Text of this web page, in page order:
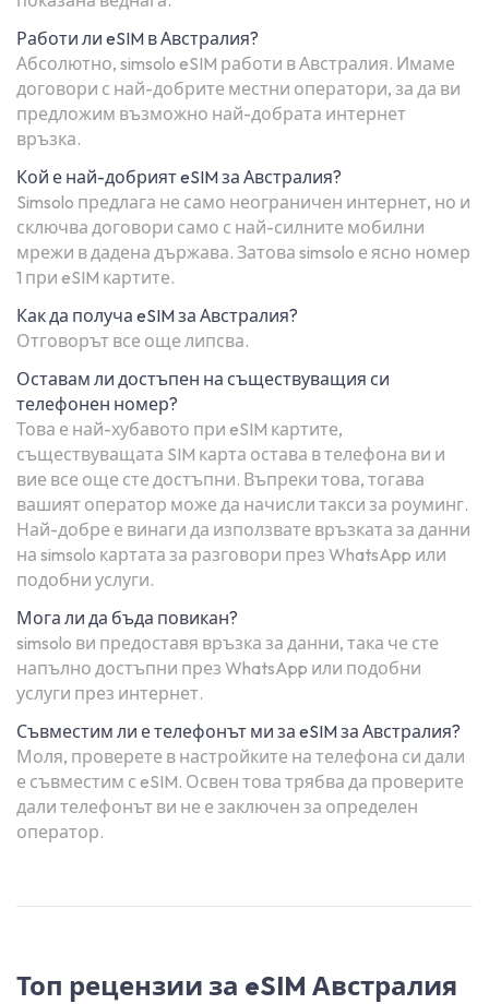
Работи ли eSIM в Австралия?
Абсолютно, simsolo eSIM работи в Австралия. Имаме
договори с най-добрите местни оператори, за да ви
предложим възможно най-добрата интернет
връзка.
Кой е най-добрият eSIM за Австралия?
Simsolo предлага не само неограничен интернет, но и
сключва договори само с най-силните мобилни
мрежи в дадена държава. Затова simsolo е ясно номер
1 при eSIM картите.
Как да получа eSIM за Австралия?
Отговорът все още липсва.
Оставам ли достъпен на съществуващия си
телефонен номер?
Това е най-хубавото при eSIM картите,
съществуващата SIM карта остава в телефона ви и
вие все още сте достъпни. Въпреки това, тогава
вашият оператор може да начисли такси за роуминг.
Най-добре е винаги да използвате връзката за данни
на simsolo картата за разговори през WhatsApp или
подобни услуги.
Мога ли да бъда повикан?
simsolo ви предоставя връзка за данни, така че сте
напълно достъпни през WhatsApp или подобни
услуги през интернет.
Съвместим ли е телефонът ми за eSIM за Австралия?
Моля, проверете в настройките на телефона си дали
е съвместим с eSIM. Освен това трябва да проверите
дали телефонът ви не е заключен за определен
оператор.
Топ рецензии за eSIM Австралия